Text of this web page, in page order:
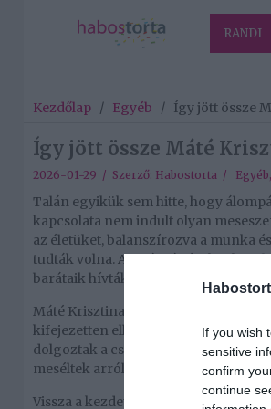
If you wish
sensitive
confirm
continue
RANDI
Kezdőlap / Egyéb / Így jött össze
Így jött össze Máté
2026-01-29 / Szerző: Habostorta / Egyéb,
Talán egyikük sem hitte, hogy
kapcsolata nem indult olyan
az életüket, balanszírozva a munka
tudták volna. A sztárpár évekig
barátaik hívták fel a figyelmet arra,
Máté Krisztina és Bárdos András
kifejezetten ellenszenvből született
dolgoztak a csatornánál együtt, ám
meséltek arról, mi is volt az első
Vissza a kezdetekhez